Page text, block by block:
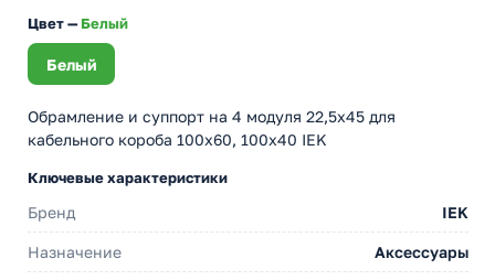
Цвет —Белый
Белый
Обрамление и суппорт на 4 модуля 22,5х45 для
кабельного короба 100х60, 100х40 IEK
Ключевые характеристики
Бренд IEK
Назначение Аксессуары